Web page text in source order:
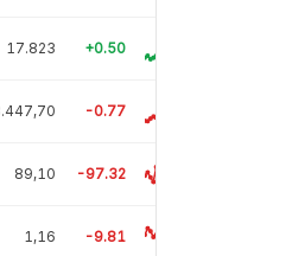
17.823 +0.50
-0.77
89,10 -97.32
1,16 -9.81